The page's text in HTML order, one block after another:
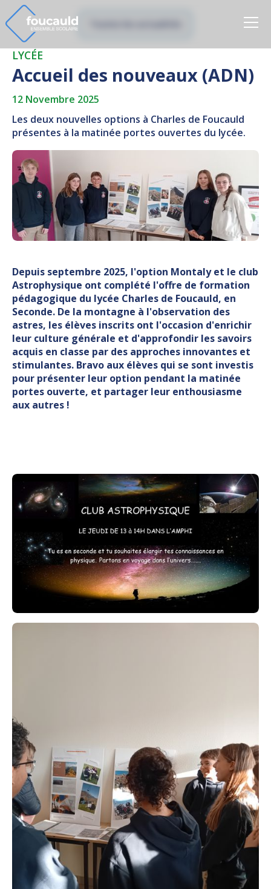
LYCÉE
Accueil des nouveaux (ADN)
12 Novembre 2025
Les deux nouvelles options à Charles de Foucauld
présentes à la matinée portes ouvertes du lycée.
Depuis septembre 2025, l'option Montaly et le club
Astrophysique ont complété l'offre de formation
pédagogique du lycée Charles de Foucauld, en
Seconde. De la montagne à l'observation des
astres, les élèves inscrits ont l'occasion d'enrichir
leur culture générale et d'approfondir les savoirs
acquis en classe par des approches innovantes et
stimulantes. Bravo aux élèves qui se sont investis
pour présenter leur option pendant la matinée
portes ouverte, et partager leur enthousiasme
aux autres !